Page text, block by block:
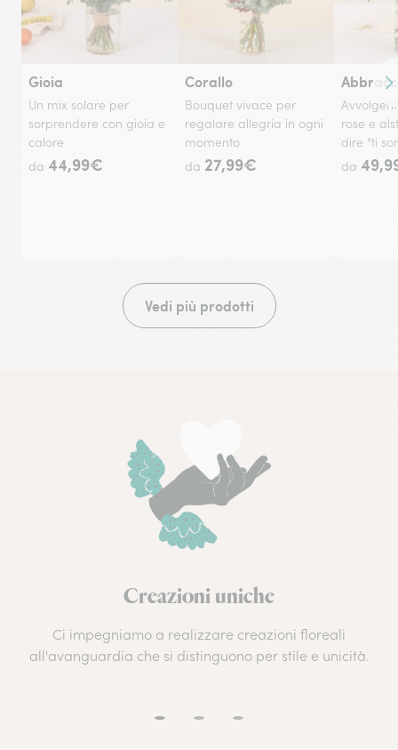
Gioia
Un mix solare per
sorprendere con gioia e
calore
da 44,99€
Corallo
Bouquet vivace per
regalare allegria in ogni
momento
da 27,99€
rose e
dire “ti
da
Vedi più prodotti
Creazioni uniche
Ci impegniamo a realizzare creazioni floreali
all'avanguardia che si distinguono per stile e unicità.